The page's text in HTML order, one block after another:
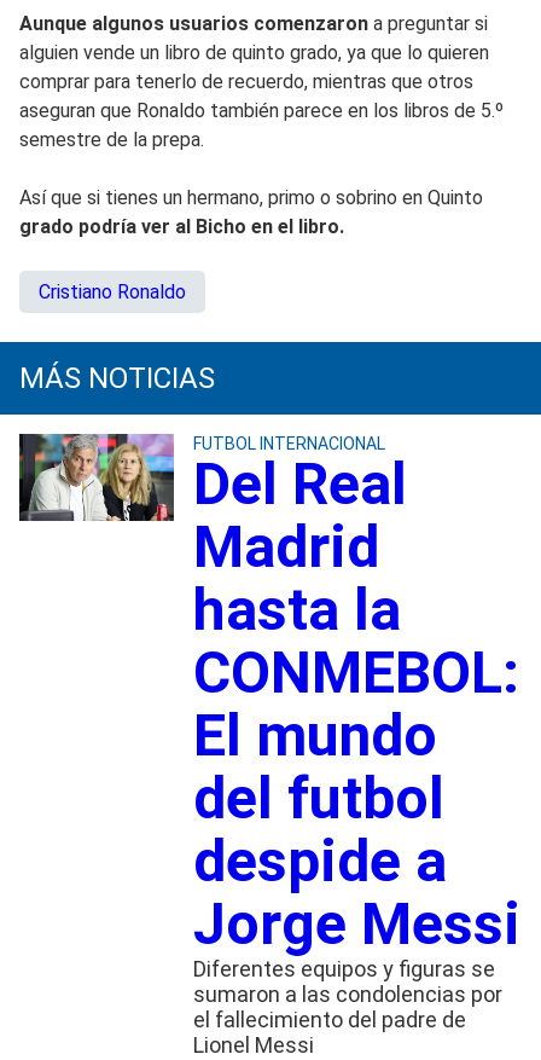
Aunque algunos usuarios comenzaron a preguntar si
alguien vende un libro de quinto grado, ya que lo quieren
comprar para tenerlo de recuerdo, mientras que otros
aseguran que Ronaldo también parece en los libros de 5.º
semestre de la prepa.
Así que si tienes un hermano, primo o sobrino en Quinto
grado podría ver al Bicho en el libro.
Cristiano Ronaldo
MÁS NOTICIAS
FUTBOL INTERNACIONAL
Del Real
Madrid
hasta la
CONMEBOL:
El mundo
del futbol
despide a
Jorge Messi
Diferentes equipos y figuras se
sumaron a las condolencias por
el fallecimiento del padre de
Lionel Messi